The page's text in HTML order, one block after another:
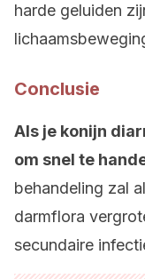
harde geluiden
Conclusie
Als je konijn
om snel te
behandeling zal
darmflora
secundaire